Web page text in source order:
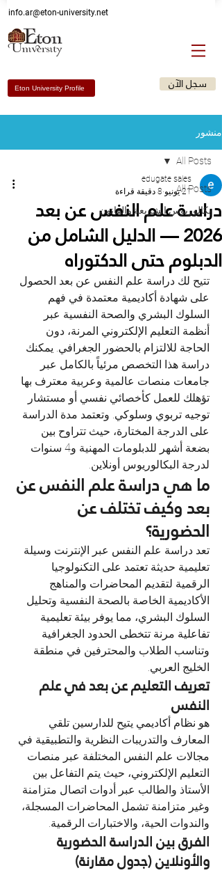
Email: info@eton-university.me
info.ar@eton-university.net
Eton University Profile سجل الآن
منشور
All Posts
بكالوريوس الشريعة والقانون
All Posts
دراسة علم النفس عن بعد
2026 — الدليل الشامل من
الدبلوم حتى الدكتوراه
edugate sales
21 يونيو
8 دقيقة قراءة
تتيح لك دراسة علم النفس عن بعد الحصول
على شهادة أكاديمية معتمدة في فهم
السلوك البشري والصحة النفسية عبر
أنظمة التعليم الإلكتروني المرنة، دون
الحاجة للالتزام بالحضور الجغرافي. يمكنك
دراسة هذا التخصص مرئياً بالكامل عبر
جامعات منصات عالمية وعربية معترف بها
تؤهلك للعمل كأخصائي نفسي أو مستشار
توجيه تربوي وسلوكي. وتعتمد مدة الدراسة
على الدرجة المختارة، حيث تتراوح بين
بضعة أشهر للدبلومات المهنية و4 سنوات
لدرجة البكالوريوس أونلاين.
ما هي دراسة علم النفس عن
بعد وكيف تختلف عن
الحضورية؟
تعد دراسة علم النفس عبر الإنترنت وسيلة
تعليمية حديثة تعتمد على التكنولوجيا
الرقمية لتقديم المحاضرات والمناهج
الأكاديمية الخاصة بالصحة النفسية وتحليل
السلوك البشري، مما يوفر بيئة تعليمية
تفاعلية مرنة تتخطى الحدود الجغرافية
وتناسب الطلاب والمحترفين في منطقة
الخليج العربي.
تعريف التعليم عن بعد في علم
النفس
هو نظام أكاديمي يتيح للدارسين تلقي
المعارف والتدريبات النظرية والتطبيقية في
مجالات علم النفس المختلفة عبر منصات
التعليم الإلكتروني، حيث يتم التفاعل بين
الأستاذ والطالب عبر أدوات اتصال متزامنة
وغير متزامنة تشمل المحاضرات المسجلة،
والندوات الحية، والاختبارات الرقمية.
الفرق بين الدراسة الحضورية
والأونلاين (جدول مقارنة)